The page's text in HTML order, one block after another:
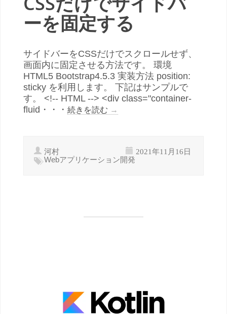
ーを固定する
サイドバーをCSSだけでスクロールせず、
画面内に固定させる方法です。 環境
HTML5 Bootstrap4.5.3 実装方法 position:
sticky を利用します。 下記はサンプルで
す。 <!-- HTML --> <div class="container-
fluid・・・ 続きを読む →
河村 2021年11月16日
Webアプリケーション開発